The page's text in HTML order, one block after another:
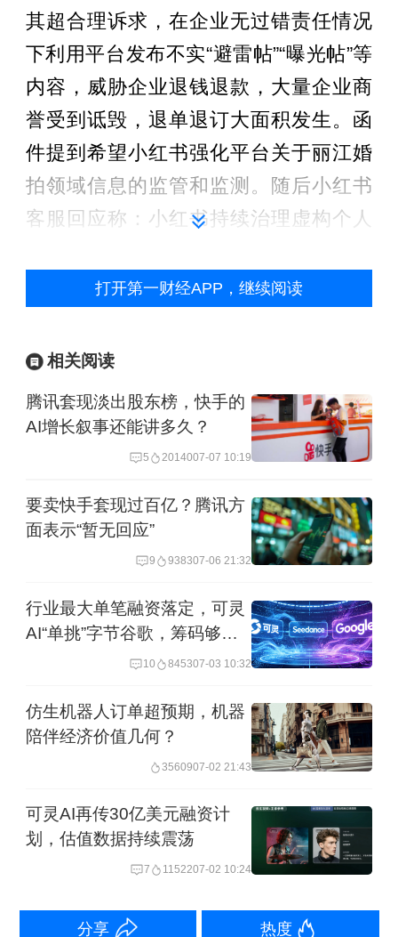
其超合理诉求，在企业无过错责任情况
下利用平台发布不实“避雷帖”“曝光帖”等
内容，威胁企业退钱退款，大量企业商
誉受到诋毁，退单退订大面积发生。函
件提到希望小红书强化平台关于丽江婚
拍领域信息的监管和监测。随后小红书
客服回应称：小红书持续治理虚构个人
台设有多个受理举报及侵权的公开渠
行举报并提交证据材料，若确认内容存
点评：有行业人士认为，婚纱拍摄行业
具有特殊性，作为高客单价、高情感预
期的服务，很容易产生期望落差引发纠
纷。文旅部门除了向平台喊话同时强化
本地行业监管，而小红书方面也应该与
重点旅游地区建立常态化沟通机制。
月将借听证会维权
闻泰科技于12月26日下午召开2025年第
五次临时股东会，董事长杨沐谈到了关
于子公司安世半导体控制权风波的相关
进展。闻泰科技方面向记者透露，相关
内容包括，公司将在
1月借助第二
次听证会，重申立场并积极维权。此
外，闻泰科技最新表态，已于10月15日
打开第一财经APP，继续阅读
相关阅读
腾讯套现淡出股东榜，快手的
AI增长叙事还能讲多久？
5 2014007-07 10:19
要卖快手套现过百亿？腾讯方
面表示“暂无回应”
9 938307-06 21:32
行业最大单笔融资落定，可灵
AI“单挑”字节谷歌，筹码够
10 845307-03 10:32
仿生机器人订单超预期，机器
陪伴经济价值几何？
3560907-02 21:43
可灵AI再传30亿美元融资计
划，估值数据持续震荡
7 1152207-02 10:24
分享 热度